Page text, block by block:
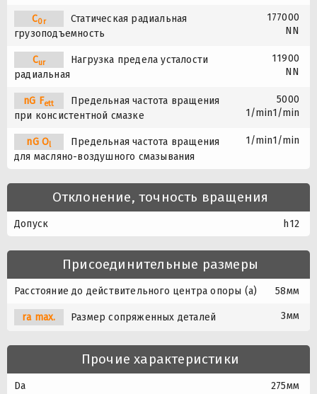
C0r
Статическая радиальная
грузоподъемность
177000
NN
Cur
Нагрузка предела усталости
радиальная
11900
NN
nG Fett
Предельная частота вращения
при консистентной смазке
5000
1/min1/min
nGOl
Предельная частота вращения
для масляно-воздушного смазывания
1/min1/min
Отклонение, точность вращения
Допуск h12
Присоединительные размеры
Расстояние до действительного центра опоры (a) 58мм
ra max. Размер сопряженных деталей 3мм
Прочие характеристики
Da 275мм